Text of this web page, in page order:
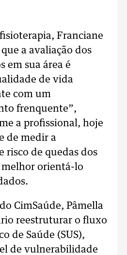
Franciane
a avaliação dos
em sua área é
de vida
com um
frenquente”,
a profissional, hoje
de medir a
risco de quedas dos
melhor orientá-lo
CimSaúde, Pâmella
reestruturar o fluxo
de Saúde (SUS),
de vulnerabilidade